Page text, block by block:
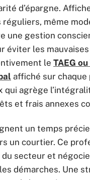
d’épargne.
même
une gestion
éviter les
le TAEG
affiché sur chaque
qui agrège
et frais annexes
un temps
un courtier. Ce
secteur et
démarches. Une